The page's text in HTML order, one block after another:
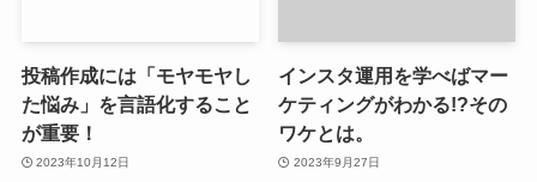
投稿作成には「モヤモヤし
た悩み」を言語化すること
が重要！
2023年10月12日
インスタ運用を学べばマー
ケティングがわかる!?その
ワケとは。
2023年9月27日